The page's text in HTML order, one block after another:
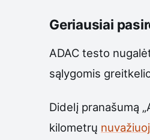
Geriausiai
ADAC testo
sąlygomis
Didelį pranašumą
kilometrų